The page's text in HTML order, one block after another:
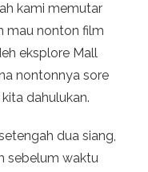
kami memutar
mau nonton film
eksplore Mall
nontonnya sore
dahulukan.
dua siang,
sebelum waktu